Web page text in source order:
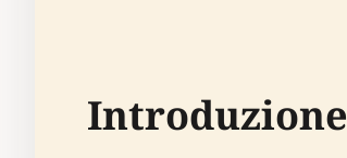
Introduzione